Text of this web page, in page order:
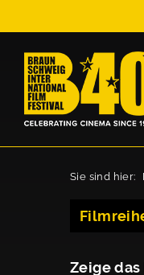
Sie sind hier:
Zeige